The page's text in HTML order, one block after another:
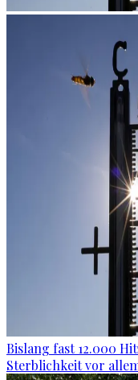
Bislang fast 12.000
Sterblichkeit vor